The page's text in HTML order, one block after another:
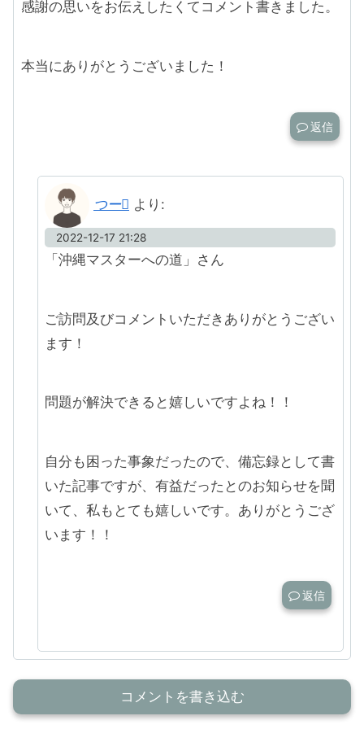
感謝の思いをお伝えしたくてコメント書きました。
本当にありがとうございました！
返信
つー より:
2022-12-17 21:28
「沖縄マスターへの道」さん
ご訪問及びコメントいただきありがとうござい
ます！
問題が解決できると嬉しいですよね！！
自分も困った事象だったので、備忘録として書
いた記事ですが、有益だったとのお知らせを聞
いて、私もとても嬉しいです。ありがとうござ
います！！
返信
コメントを書き込む